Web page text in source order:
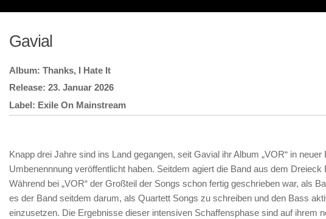
Gavial
Thanks, I Hate It
23. Januar 2026
Exile On Mainstream
Knapp drei Jahre sind ins Land gegangen, seit Gavial ihr Album „VOR“ in
Umbenennnung veröffentlicht haben. Seitdem agiert die Band aus dem Dreieck
Während bei „VOR“ der Großteil der Songs schon fertig geschrieben war, als
es der Band seitdem darum, als Quartett Songs zu schreiben und den Bass
einzusetzen. Die Ergebnisse dieser intensiven Schaffensphase sind auf ihrem